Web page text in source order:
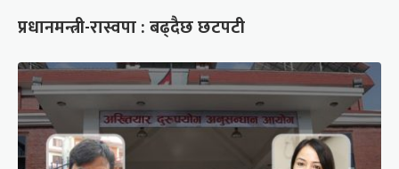
प्रधानमन्त्री-रास्वपा : बढ्दैछ छटपटी